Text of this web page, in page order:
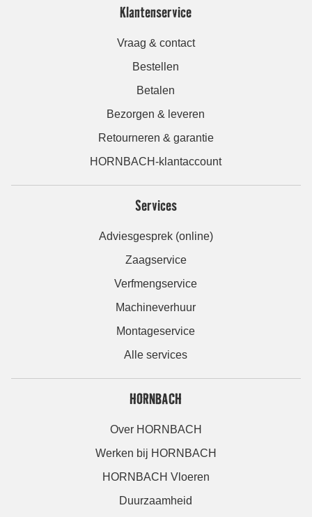
Klantenservice
Vraag & contact
Bestellen
Betalen
Bezorgen & leveren
Retourneren & garantie
HORNBACH-klantaccount
Services
Adviesgesprek (online)
Zaagservice
Verfmengservice
Machineverhuur
Montageservice
Alle services
HORNBACH
Over HORNBACH
Werken bij HORNBACH
HORNBACH Vloeren
Duurzaamheid